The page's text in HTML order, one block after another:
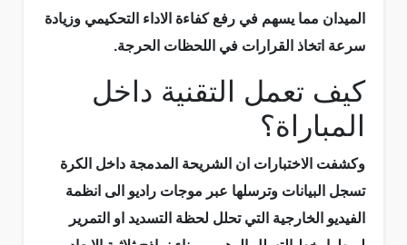
الميدان مما يسهم في رفع كفاءة الاداء التحكيمي وزيادة
سرعة اتخاذ القرارات في اللحظات الحرجة.
كيف تعمل التقنية داخل
المباراة؟
وكشفت الاختبارات ان الشريحة المدمجة داخل الكرة
تسجل البيانات وترسلها عبر موجات راديو الى انظمة
الفيديو الخارجية التي تحلل لحظة التسديد او التمرير